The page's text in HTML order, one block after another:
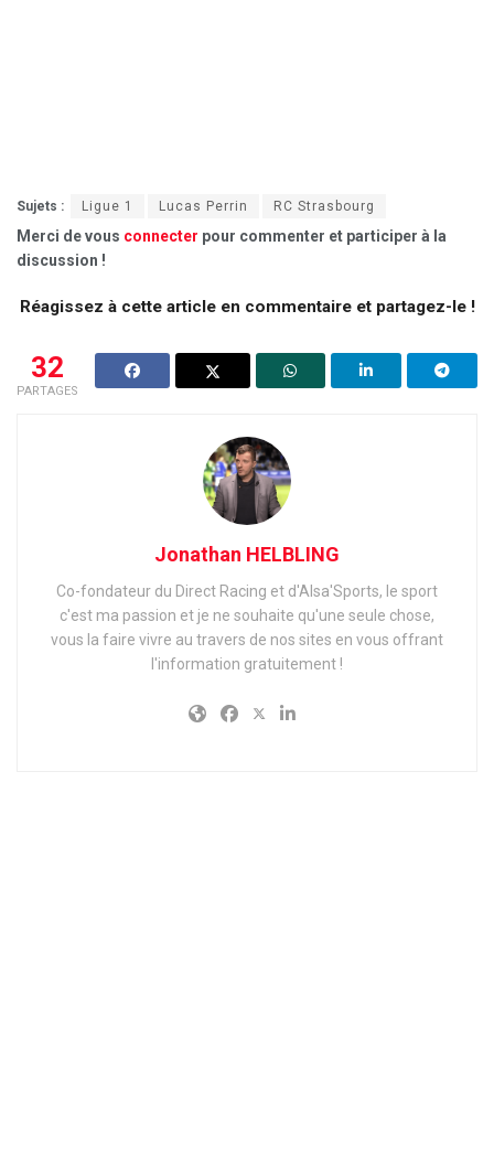
Sujets : Ligue 1 Lucas Perrin RC Strasbourg
Merci de vous connecter pour commenter et participer à la
discussion !
Réagissez à cette article en commentaire et partagez-le !
32
PARTAGES
Jonathan HELBLING
Co-fondateur du Direct Racing et d'Alsa'Sports, le sport
c'est ma passion et je ne souhaite qu'une seule chose,
vous la faire vivre au travers de nos sites en vous offrant
l'information gratuitement !